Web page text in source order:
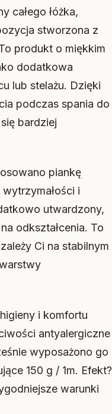
całego łóżka,
stworzona z
produkt o miękkim
dodatkowa
lub stelażu. Dzięki
podczas spania do
bardziej
piankę
i
utwardzony,
odkształcenia. To
Ci na stabilnym
i komfortu
antyalergiczne
wyposażono go
150 g / 1m. Efekt?
warunki